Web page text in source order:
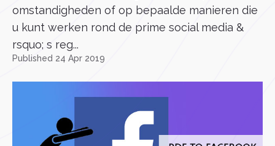
omstandigheden of op bepaalde manieren die
u kunt werken rond de prime social media &
rsquo; s reg...
Published 24 Apr 2019